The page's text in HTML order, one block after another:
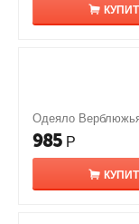
Одеяло
985 Р